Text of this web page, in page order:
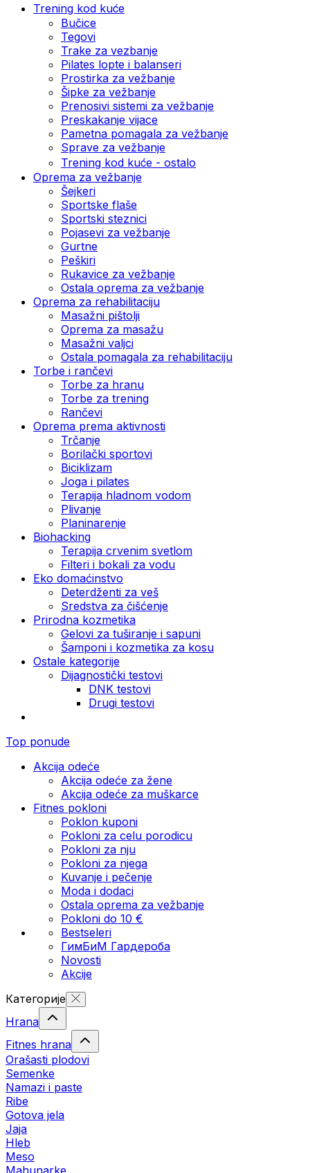
Trening kod kuće
Bučice
Tegovi
Trake za vezbanje
Pilates lopte i balanseri
Prostirka za vežbanje
Šipke za vežbanje
Prenosivi sistemi za vežbanje
Preskakanje vijace
Pametna pomagala za vežbanje
Sprave za vežbanje
Trening kod kuće - ostalo
Oprema za vežbanje
Šejkeri
Sportske flaše
Sportski steznici
Pojasevi za vežbanje
Gurtne
Peškiri
Rukavice za vežbanje
Ostala oprema za vežbanje
Oprema za rehabilitaciju
Masažni pištolji
Oprema za masažu
Masažni valjci
Ostala pomagala za rehabilitaciju
Torbe i rančevi
Torbe za hranu
Torbe za trening
Rančevi
Oprema prema aktivnosti
Trčanje
Borilački sportovi
Biciklizam
Joga i pilates
Terapija hladnom vodom
Plivanje
Planinarenje
Biohacking
Terapija crvenim svetlom
Filteri i bokali za vodu
Eko domaćinstvo
Deterdženti za veš
Sredstva za čišćenje
Prirodna kozmetika
Gelovi za tuširanje i sapuni
Šamponi i kozmetika za kosu
Ostale kategorije
Dijagnostički testovi
DNK testovi
Drugi testovi
Top ponude
Akcija odeće
Akcija odeće za žene
Akcija odeće za muškarce
Fitnes pokloni
Poklon kuponi
Pokloni za celu porodicu
Pokloni za nju
Pokloni za njega
Kuvanje i pečenje
Moda i dodaci
Ostala oprema za vežbanje
Pokloni do 10 €
Bestseleri
ГимБиМ Гардeробa
Novosti
Akcije
Категорије
Hrana
Fitnes hrana
Orašasti plodovi
Semenke
Namazi i paste
Ribe
Gotova jela
Јаја
Hleb
Meso